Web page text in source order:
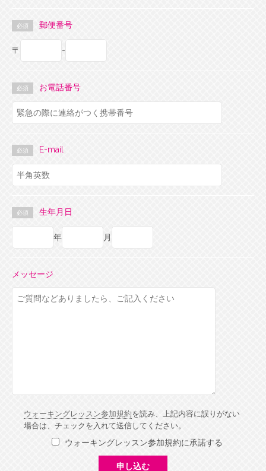
必須 郵便番号
〒 -
必須 お電話番号
必須 E-mail
必須 生年月日
年 月
メッセージ
ウォーキングレッスン参加規約を読み、上記内容に誤りがない
場合は、チェックを入れて送信してください。
ウォーキングレッスン参加規約に承諾する